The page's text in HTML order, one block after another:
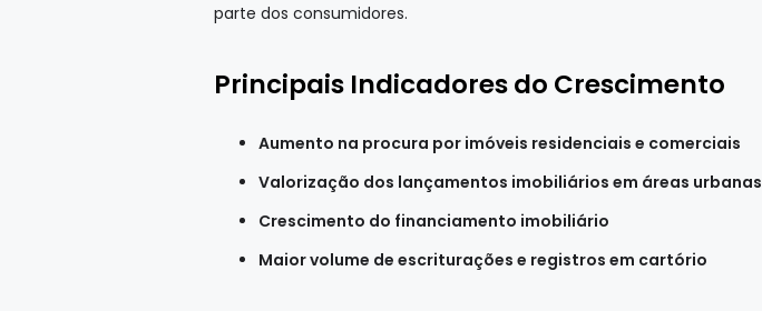
parte dos consumidores.
Principais Indicadores do Crescimento
Aumento na procura por imóveis residenciais e comerciais
Valorização dos lançamentos imobiliários em áreas urbanas
Crescimento do financiamento imobiliário
Maior volume de escriturações e registros em cartório